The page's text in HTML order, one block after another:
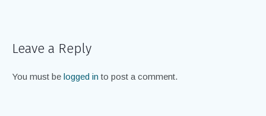
Leave a Reply
You must be logged in to post a comment.